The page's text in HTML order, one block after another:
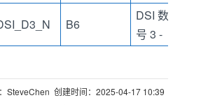
B6
DSI 数据信
号 3 -
SteveChen 创建时间：2025-04-17 10:39